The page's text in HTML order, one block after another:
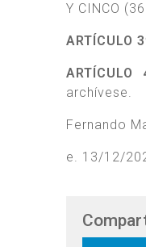
Y CINCO
ARTÍCULO
ARTÍCULO
archívese.
Fernando
e. 13/12/